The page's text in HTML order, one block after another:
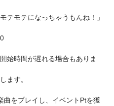
テモテになっちゃうもんね！」
始時間が遅れる場合もありま
ます。
曲をプレイし、イベントPtを獲